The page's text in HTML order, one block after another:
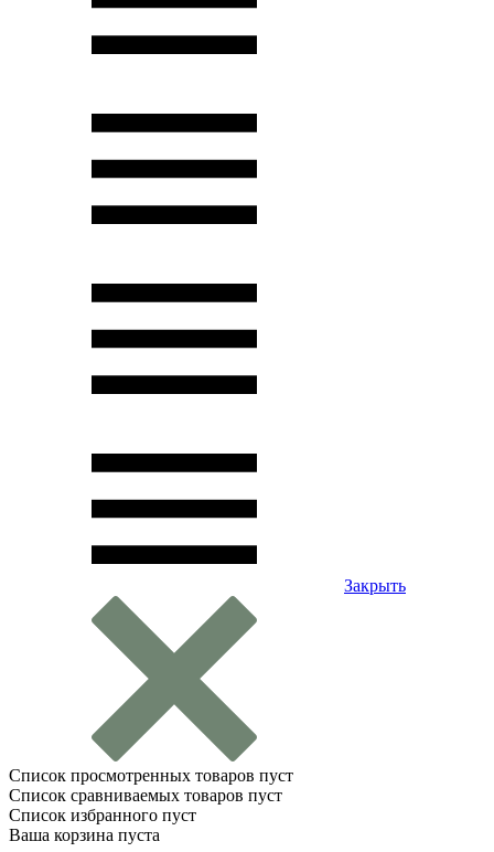
Закрыть
Список просмотренных товаров пуст
Список сравниваемых товаров пуст
Список избранного пуст
Ваша корзина пуста